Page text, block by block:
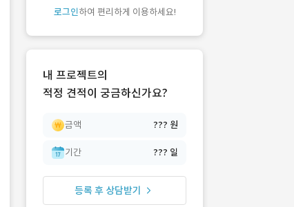
개발 회사 있어?
로그인하여 편리하게 이용하세요!
내 프로젝트의
적정 견적이 궁금하신가요?
금액 ??? 원
기간 ??? 일
등록 후 상담받기